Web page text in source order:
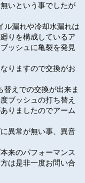
いという事でしたが
ル漏れや冷却水漏れは
りを構成しているア
ッシュに亀裂を発見
りますので交換がお
替えでの交換が出来ま
ブッシュの打ち替え
りましたのでアーム
異常が無い事、異音
来のパフォーマンス
は是非一度お問い合